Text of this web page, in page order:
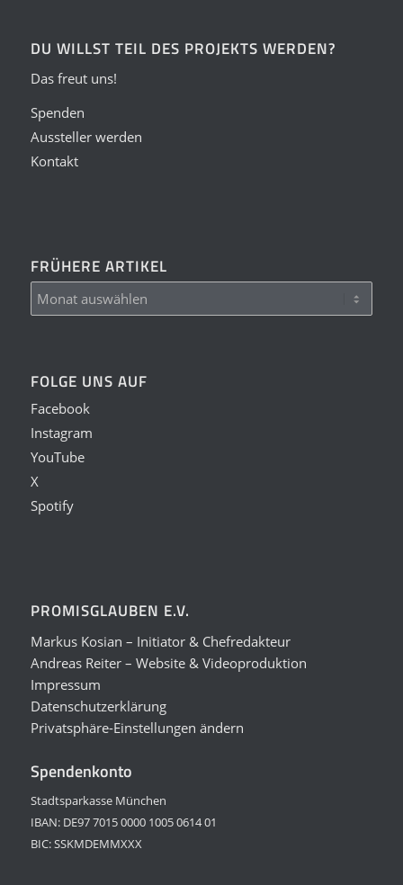
DU WILLST TEIL DES PROJEKTS WERDEN?
Das freut uns!
Spenden
Aussteller werden
Kontakt
FRÜHERE ARTIKEL
FOLGE UNS AUF
Facebook
Instagram
YouTube
X
Spotify
PROMISGLAUBEN E.V.
Markus Kosian – Initiator & Chefredakteur
Andreas Reiter – Website & Videoproduktion
Impressum
Datenschutzerklärung
Privatsphäre-Einstellungen ändern
Spendenkonto
Stadtsparkasse München
IBAN: DE97 7015 0000 1005 0614 01
BIC: SSKMDEMMXXX